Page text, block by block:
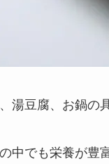
湯豆腐、お鍋の
中でも栄養が豊